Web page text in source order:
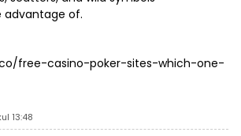
advantage of.
free-casino-poker-sites-which-one-
13:48